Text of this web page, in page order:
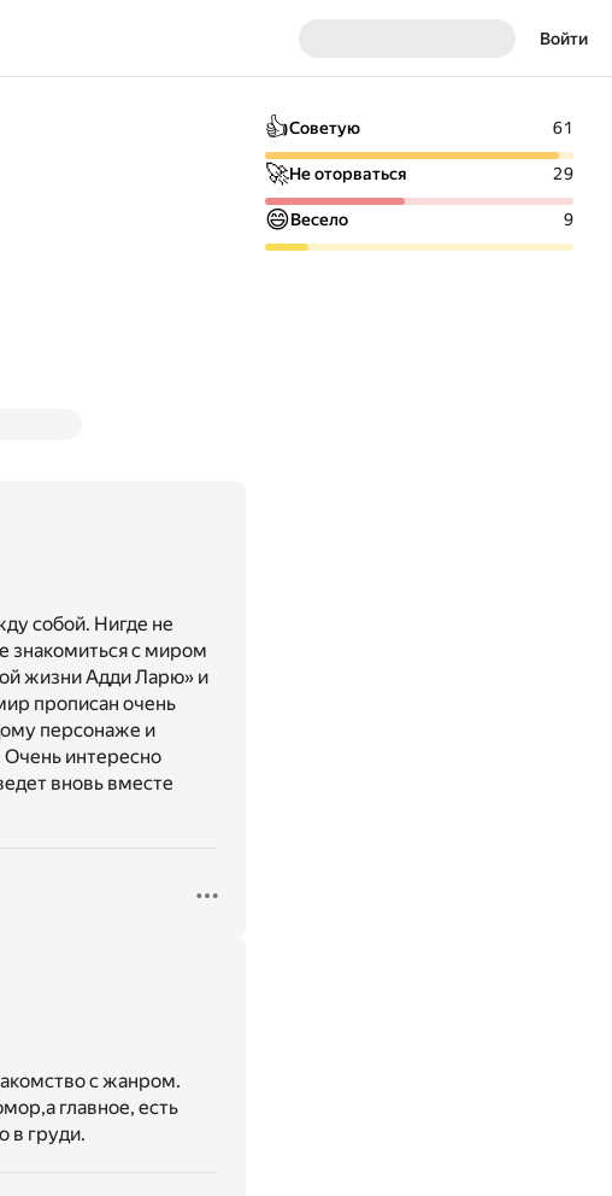
Войти
собой. Нигде не
знакомиться с миром
жизни Адди Ларю» и
прописан очень
персонаже и
Очень интересно
вновь вместе
с жанром.
главное, есть
в груди.
👍Советую 61
🚀Не оторваться 29
😄Весело 9